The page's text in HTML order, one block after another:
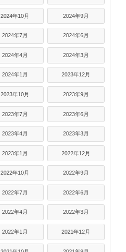
2024年10月 2024年9月
2024年7月 2024年6月
2024年4月 2024年3月
2024年1月 2023年12月
2023年10月 2023年9月
2023年7月 2023年6月
2023年4月 2023年3月
2023年1月 2022年12月
2022年10月 2022年9月
2022年7月 2022年6月
2022年4月 2022年3月
2022年1月 2021年12月